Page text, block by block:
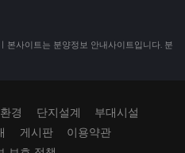
사이트는 분양정보 안내사이트입니다. 분
경 단지설계
부대시설
게시판
이용약관